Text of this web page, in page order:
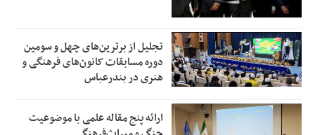
تجلیل از بر‌ترین‌های چهل و سومین
دوره مسابقات کانون‌های فرهنگی و
هنری در بندرعباس
ارائه پنج مقاله علمی با موضوعیت